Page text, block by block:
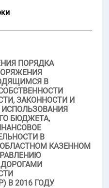
ПОРЯДКА
В
ЗАКОННОСТИ И
ИСПОЛЬЗОВАНИЯ
БЮДЖЕТА,
В
КАЗЕННОМ
В 2016 ГОДУ